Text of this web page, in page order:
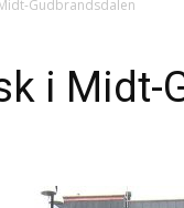
Gudbrandsdalen
i Midt-